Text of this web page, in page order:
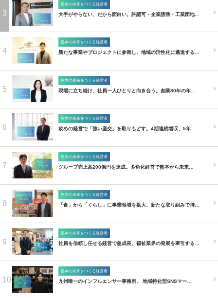
3
熊本の未来をつくる経営者
大手がやらない、だから面白い。許認可・企業誘致・工業団地…
4
熊本の未来をつくる経営者
新たな事業やプロジェクトに参画し、地域の活性化に邁進する…
5
熊本の未来をつくる経営者
現場に立ち続け、社員一人ひとりと向き合う。創業80年の年…
6
熊本の未来をつくる経営者
攻めの経営で「強い産交」を取りもどす。4期連続増収、5年…
7
熊本の未来をつくる経営者
グループ売上高200億円を達成。多角化経営で熊本から未来…
8
熊本の未来をつくる経営者
「食」から「くらし」に事業領域を拡大、新たな取り組みで持…
9
熊本の未来をつくる経営者
社員を信頼し任せる経営で急成長。福祉業界の発展を牽引する…
10
熊本の未来をつくる経営者
九州唯一のインフルエンサー事務所。 地域特化型SNSマー…